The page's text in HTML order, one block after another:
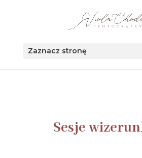
Zaznacz stronę
Sesje